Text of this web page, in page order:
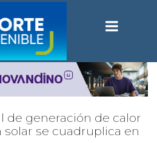
de generación de calor
se cuadruplica en